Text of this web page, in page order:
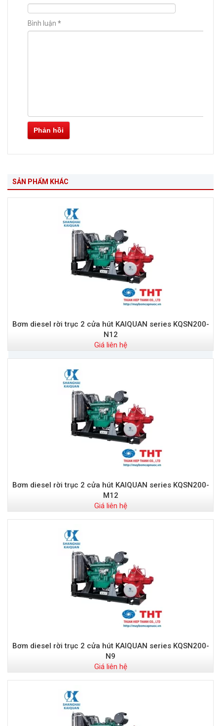
Bình luận *
Phản hồi
SẢN PHẨM KHÁC
Bơm diesel rời trục 2 cửa hút KAIQUAN series KQSN200-
N12
Giá liên hệ
Bơm diesel rời trục 2 cửa hút KAIQUAN series KQSN200-
M12
Giá liên hệ
Bơm diesel rời trục 2 cửa hút KAIQUAN series KQSN200-
N9
Giá liên hệ